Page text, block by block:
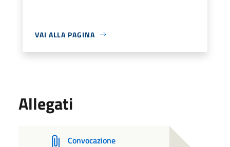
VAI ALLA PAGINA
Allegati
Convocazione